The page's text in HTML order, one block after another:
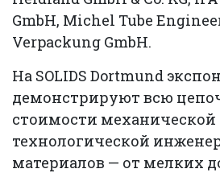
GmbH, Michel Tube
Verpackung GmbH.
На SOLIDS Dortmund
демонстрируют всю
стоимости механической
технологической
материалов — от мелких